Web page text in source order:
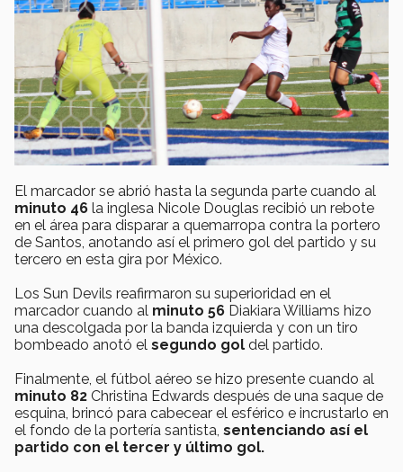
El marcador se abrió hasta la segunda parte cuando al
minuto 46 la inglesa Nicole Douglas recibió un rebote
en el área para disparar a quemarropa contra la portero
de Santos, anotando así el primero gol del partido y su
tercero en esta gira por México.
Los Sun Devils reafirmaron su superioridad en el
marcador cuando al minuto 56 Diakiara Williams hizo
una descolgada por la banda izquierda y con un tiro
bombeado anotó el segundo gol del partido.
Finalmente, el fútbol aéreo se hizo presente cuando al
minuto 82 Christina Edwards después de una saque de
esquina, brincó para cabecear el esférico e incrustarlo en
el fondo de la portería santista, sentenciando así el
partido con el tercer y último gol.